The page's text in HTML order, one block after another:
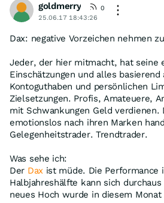
goldmerry
0
25.06.17 18:43:26
Dax: negative Vorzeichen nehmen zu
Jeder, der hier mitmacht, hat seine
Einschätzungen und alles
Kontoguthaben und persönlichen
Zielsetzungen. Profis, Amateuere,
mit Schwankungen Geld verdienen.
emotionslos nach ihren Marken
Gelegenheitstrader. Trendtrader.
Was sehe ich:
Der Daxist müde. Die Performance
Halbjahreshälfte kann sich
neues Hoch wurde in diesem